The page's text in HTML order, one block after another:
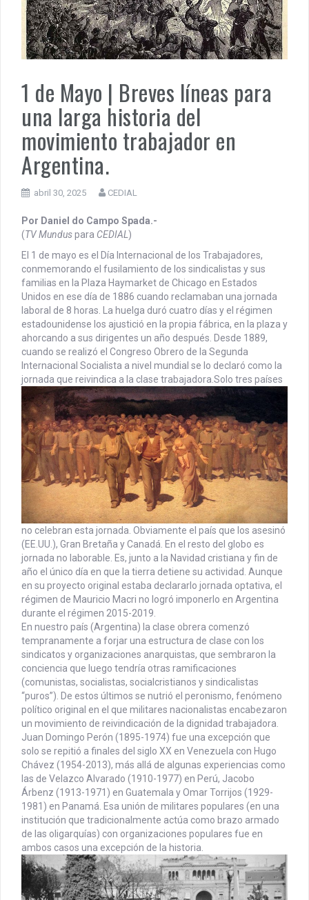
PENSAR UNA SEÑAL | Se echan los dados éticos de la
sustentibilidad. | 6 DE AGOSTO: SOBERANIA TERRITORIAL,
ECONOMICA Y POLITICA
Milei contra la República Federativa del Brasil.
1 de Mayo | Breves líneas para
una larga historia del
movimiento trabajador en
Argentina.
abril 30, 2025 CEDIAL
Por Daniel do Campo Spada.-
(TV Munduspara CEDIAL )
El 1 de mayo es el Día Internacional de los Trabajadores,
conmemorando el fusilamiento de los sindicalistas y sus
familias en la Plaza Haymarket de Chicago en Estados
Unidos en ese día de 1886 cuando reclamaban una jornada
laboral de 8 horas. La huelga duró cuatro días y el régimen
estadounidense los ajustició en la propia fábrica, en la plaza y
ahorcando a sus dirigentes un año después. Desde 1889,
cuando se realizó el Congreso Obrero de la Segunda
Internacional Socialista a nivel mundial se lo declaró como la
jornada que reivindica a la clase trabajadora. Solo tres países
no celebran esta jornada. Obviamente el país que los asesinó
(EE.UU.), Gran Bretaña y Canadá. En el resto del globo es
jornada no laborable. Es, junto a la Navidad cristiana y fin de
año el único día en que la tierra detiene su actividad. Aunque
en su proyecto original estaba declararlo jornada optativa, el
régimen de Mauricio Macri no logró imponerlo en Argentina
durante el régimen 2015-2019.
En nuestro país (Argentina) la clase obrera comenzó
tempranamente a forjar una estructura de clase con los
sindicatos y organizaciones anarquistas, que sembraron la
conciencia que luego tendría otras ramificaciones
(comunistas, socialistas, socialcristianos y sindicalistas
“puros”). De estos últimos se nutrió el peronismo, fenómeno
político original en el que militares nacionalistas encabezaron
un movimiento de reivindicación de la dignidad trabajadora.
Juan Domingo Perón (1895-1974) fue una excepción que
solo se repitió a finales del siglo XX en Venezuela con Hugo
Chávez (1954-2013), más allá de algunas experiencias como
las de Velazco Alvarado (1910-1977) en Perú, Jacobo
Árbenz (1913-1971) en Guatemala y Omar Torrijos (1929-
1981) en Panamá. Esa unión de militares populares (en una
institución que tradicionalmente actúa como brazo armado
de las oligarquías) con organizaciones populares fue en
ambos casos una excepción de la historia.